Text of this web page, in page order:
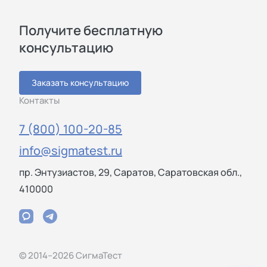
Получите бесплатную
консультацию
Заказать консультацию
Контакты
7 (800) 100-20-85
info@sigmatest.ru
пр. Энтузиастов, 29, Саратов, Саратовская обл.,
410000
© 2014–2026 СигмаТест